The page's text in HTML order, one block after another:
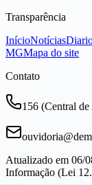
Transparência
InícioNotícias
MGMapa do site
Contato
156 (Central
ouvidoria@
Atualizado em 06/
Informação (Lei